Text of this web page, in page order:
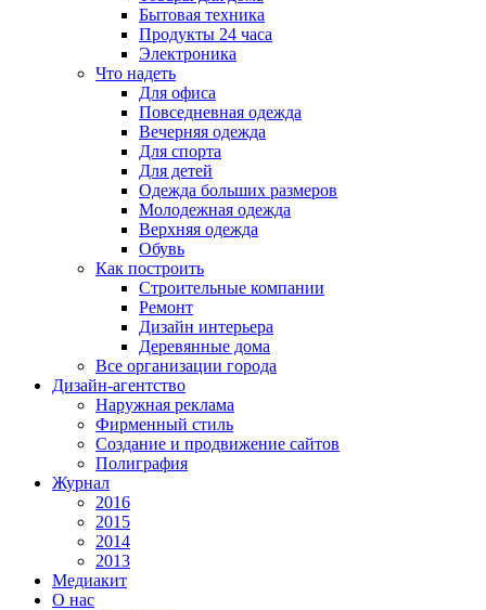
Бытовая техника
Продукты 24 часа
Электроника
Что надеть
Для офиса
Повседневная одежда
Вечерняя одежда
Для спорта
Для детей
Одежда больших размеров
Молодежная одежда
Верхняя одежда
Обувь
Как построить
Строительные компании
Ремонт
Дизайн интерьера
Деревянные дома
Все организации города
Дизайн-агентство
Наружная реклама
Фирменный стиль
Создание и продвижение сайтов
Полиграфия
Журнал
2016
2015
2014
2013
Медиакит
О нас